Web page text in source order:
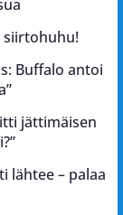
siirtohuhu!
Buffalo antoi
jättimäisen
lähtee – palaa